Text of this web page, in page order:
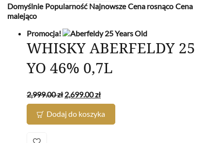
Domyślnie Popularność Najnowsze Cena rosnąco Cena
malejąco
Promocja!
WHISKY ABERFELDY 25
YO 46% 0,7L
2,999.00zł 2,699.00zł
Dodaj do koszyka